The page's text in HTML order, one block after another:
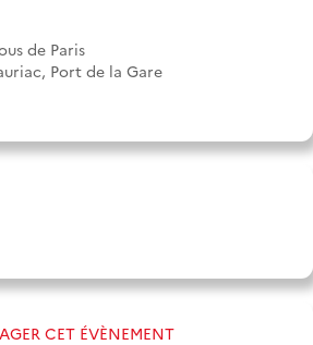
de Paris
Port de la Gare
CET ÉVÈNEMENT